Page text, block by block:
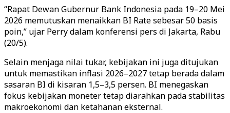
“Rapat Dewan Gubernur Bank Indonesia pada 19–20 Mei
2026 memutuskan menaikkan BI Rate sebesar 50 basis
poin,” ujar Perry dalam konferensi pers di Jakarta, Rabu
(20/5).
Selain menjaga nilai tukar, kebijakan ini juga ditujukan
untuk memastikan inflasi 2026–2027 tetap berada dalam
sasaran BI di kisaran 1,5–3,5 persen. BI menegaskan
fokus kebijakan moneter tetap diarahkan pada stabilitas
makroekonomi dan ketahanan eksternal.